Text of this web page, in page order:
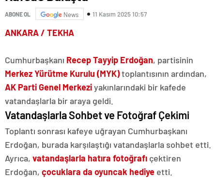
ABONE OL News 11 Kasım 2025 10:57
ANKARA / TEKHA
Cumhurbaşkanı Recep Tayyip Erdoğan, partisinin
Merkez Yürütme Kurulu (MYK)toplantısının ardından,
AK Parti Genel Merkeziyakınlarındaki bir kafede
vatandaşlarla bir araya geldi.
Vatandaşlarla Sohbet ve Fotoğraf Çekimi
Toplantı sonrası kafeye uğrayan Cumhurbaşkanı
Erdoğan, burada karşılaştığı vatandaşlarla sohbet etti.
Ayrıca, vatandaşlarla hatıra fotoğrafı çektiren
Erdoğan, çocuklara da oyuncak hediye etti.